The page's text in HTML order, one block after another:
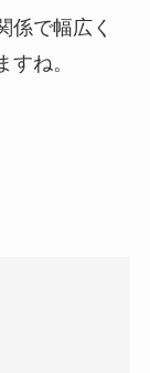
係で幅広く
ね。